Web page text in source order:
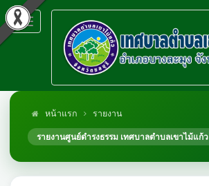
Toggle
navigation
หน้าแรก
รายงาน
รายงานศูนย์ดำรงธรรม เทศบาลตำบลเขาไม้แก้ว